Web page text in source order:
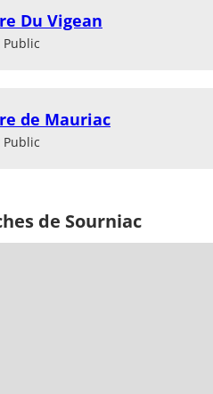
Du Vigean
de Mauriac
de Sourniac